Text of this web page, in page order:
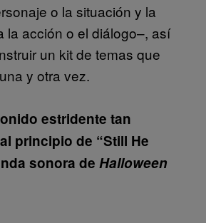
o la situación y la
la acción o el diálogo–, así
un kit de temas que
y otra vez.
estridente tan
principio de “Still He
sonora de Halloween